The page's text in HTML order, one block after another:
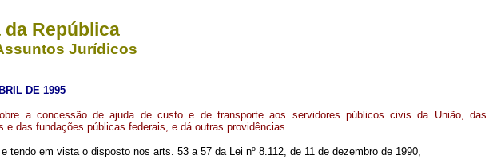
República
Jurídicos
DE 1995
a concessão de ajuda de custo e de transporte aos servidores públicos civis da União, das
e das fundações públicas federais, e dá outras providências.
em vista o disposto nos arts. 53 a 57 da Lei nº 8.112, de 11 de dezembro de 1990,